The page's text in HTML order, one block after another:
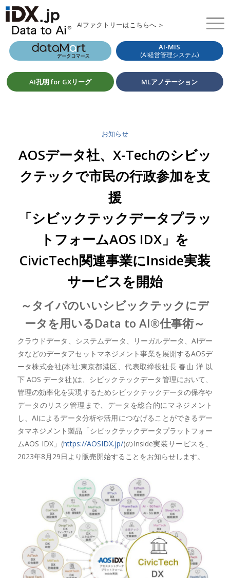
AIファクトリーはこちらへ ＞
AI-MIS
(AI経営管理システム)
AI孔明 for GXリーグ MLアノテーション
お知らせ
AOSデータ社、X-Techのシビッ
クテックで市民の行政参加を支
援
「シビックテックデータプラッ
トフォームAOS IDX」を
CivicTech関連事業にInside実装
サービスを開始
～タイパのいいシビックテックにデ
ータを用いるData to AI®仕事術～
クラウドデータ、システムデータ、リーガルデータ、AIデー
タなどのデータアセットマネジメント事業を展開するAOSデ
ータ株式会社(本社:東京都港区、代表取締役社長 春山 洋 以
下 AOS データ社)は、シビックテックデータ管理において、
管理の効率化を実現するためシビックテックデータの保存や
データのリスク管理まで、データを総合的にマネジメント
し、AIによるデータ分析や活用につなげることができるデー
タマネジメント製品「シビックテックデータプラットフォー
ムAOS IDX」(https://AOSIDX.jp/)のInside実装サービスを、
2023年8月29日より販売開始することをお知らせします。